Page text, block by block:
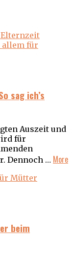
sag ich’s
Auszeit und
für
Dennoch … More
beim